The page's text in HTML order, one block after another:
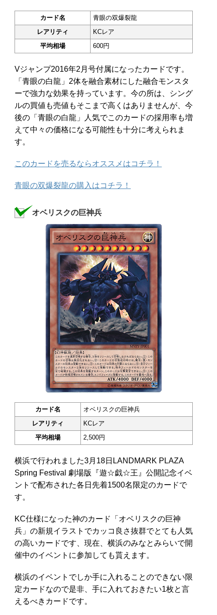
カード名
青眼の双爆裂龍
レアリティ
KCレア
平均相場
600円
Vジャンプ2016年2月号付属になったカードです。
「青眼の白龍」2体を融合素材にした融合モンスタ
ーで強力な効果を持っています。今の所は、シング
ルの買値も売値もそこまで高くはありませんが、今
後の「青眼の白龍」人気でこのカードの採用率も増
えて中々の価格になる可能性も十分に考えられま
す。
このカードを売るならオススメはコチラ！
青眼の双爆裂龍の購入はコチラ！
オベリスクの巨神兵
カード名
オベリスクの巨神兵
レアリティ
KCレア
平均相場
2,500円
横浜で行われました3月18日LANDMARK PLAZA
Spring Festival 劇場版『遊☆戯☆王』公開記念イベ
ントで配布された各日先着1500名限定のカードで
す。
KC仕様になった神のカード「オベリスクの巨神
兵」の新規イラストでカッコ良さ抜群でとても人気
の高いカードです、現在、横浜のみなとみらいで開
催中のイベントに参加しても貰えます。
横浜のイベントでしか手に入れることのできない限
定カードなので是非、手に入れておきたい1枚と言
えるべきカードです。